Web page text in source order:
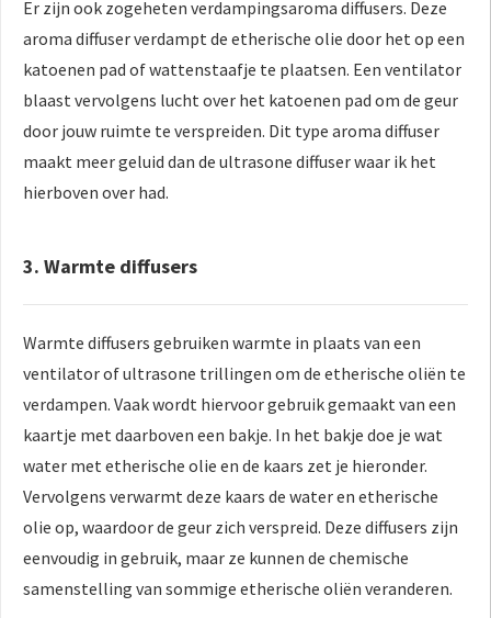
Er zijn ook zogeheten verdampingsaroma diffusers. Deze
aroma diffuser verdampt de etherische olie door het op een
katoenen pad of wattenstaafje te plaatsen. Een ventilator
blaast vervolgens lucht over het katoenen pad om de geur
door jouw ruimte te verspreiden. Dit type aroma diffuser
maakt meer geluid dan de ultrasone diffuser waar ik het
hierboven over had.
3. Warmte diffusers
Warmte diffusers gebruiken warmte in plaats van een
ventilator of ultrasone trillingen om de etherische oliën te
verdampen. Vaak wordt hiervoor gebruik gemaakt van een
kaartje met daarboven een bakje. In het bakje doe je wat
water met etherische olie en de kaars zet je hieronder.
Vervolgens verwarmt deze kaars de water en etherische
olie op, waardoor de geur zich verspreid. Deze diffusers zijn
eenvoudig in gebruik, maar ze kunnen de chemische
samenstelling van sommige etherische oliën veranderen.